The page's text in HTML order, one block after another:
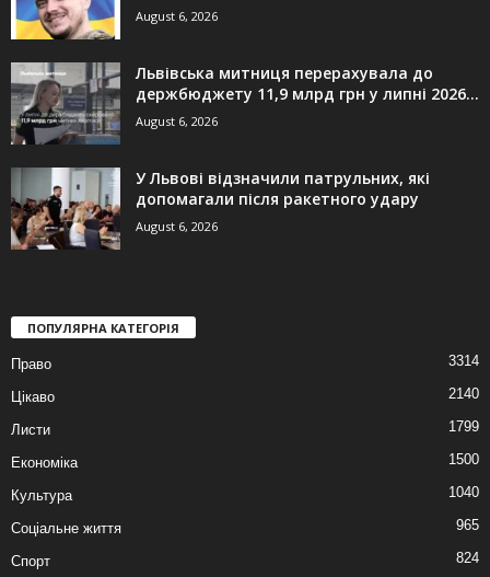
August 6, 2026
Львівська митниця перерахувала до
держбюджету 11,9 млрд грн у липні 2026...
August 6, 2026
У Львові відзначили патрульних, які
допомагали після ракетного удару
August 6, 2026
ПОПУЛЯРНА КАТЕГОРІЯ
Право 3314
Цікаво 2140
Листи 1799
Економіка 1500
Культура 1040
Соціальне життя 965
Спорт 824